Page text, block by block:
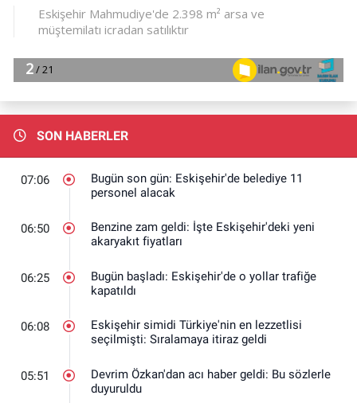
SON HABERLER
07:06
Bugün son gün: Eskişehir'de belediye 11
personel alacak
06:50
Benzine zam geldi: İşte Eskişehir'deki yeni
akaryakıt fiyatları
06:25
Bugün başladı: Eskişehir'de o yollar trafiğe
kapatıldı
06:08
Eskişehir simidi Türkiye'nin en lezzetlisi
seçilmişti: Sıralamaya itiraz geldi
05:51
Devrim Özkan'dan acı haber geldi: Bu sözlerle
duyuruldu